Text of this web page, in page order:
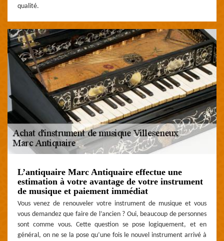
qualité.
L’antiquaire Marc Antiquaire effectue une
estimation à votre avantage de votre instrument
de musique et paiement immédiat
Vous venez de renouveler votre instrument de musique et vous
vous demandez que faire de l’ancien ? Oui, beaucoup de personnes
sont comme vous. Cette question se pose logiquement, et en
général, on ne se la pose qu’une fois le nouvel instrument arrivé à